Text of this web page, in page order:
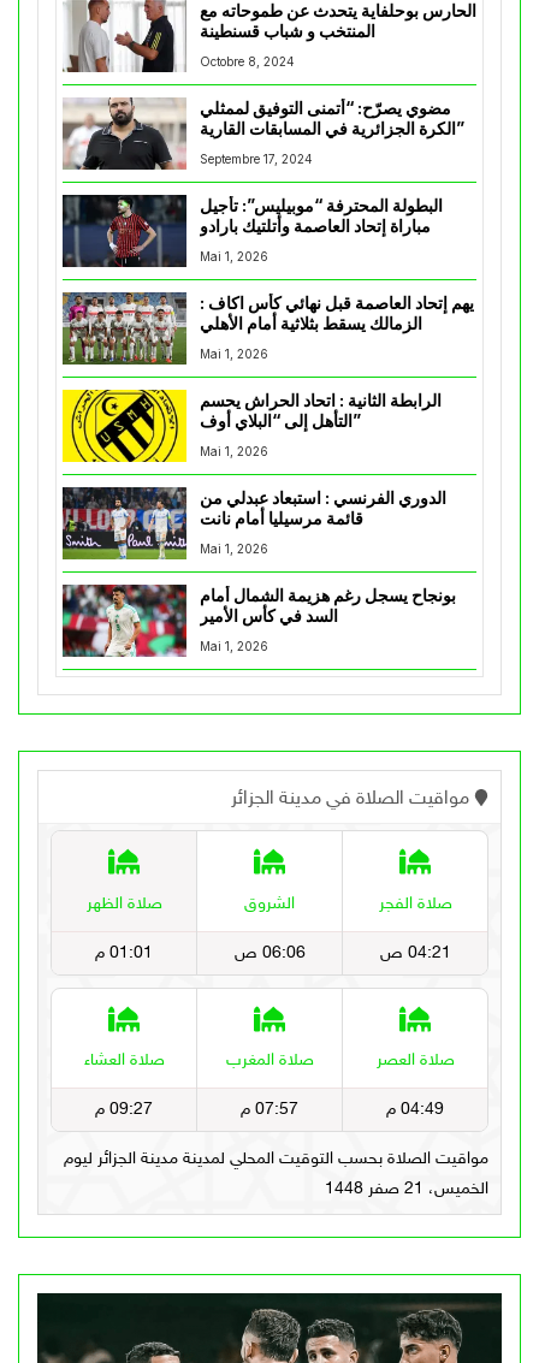
الحارس بوحلفاية يتحدث عن طموحاته مع
المنتخب و شباب قسنطينة
Octobre 8, 2024
مضوي يصرّح: “أتمنى التوفيق لممثلي
الكرة الجزائرية في المسابقات القارية”
Septembre 17, 2024
البطولة المحترفة “موبيليس”: تأجيل
مباراة إتحاد العاصمة وأتلتيك بارادو
Mai 1, 2026
يهم إتحاد العاصمة قبل نهائي كأس اكاف :
Mai 1, 2026
الرابطة الثانية : اتحاد الحراش يحسم
التأهل إلى “البلاي أوف”
Mai 1, 2026
الدوري الفرنسي : استبعاد عبدلي من
قائمة مرسيليا أمام نانت
Mai 1, 2026
بونجاح يسجل رغم هزيمة الشمال أمام
السد في كأس الأمير
Mai 1, 2026